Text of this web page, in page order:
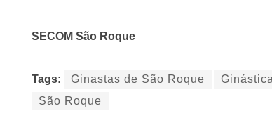
SECOM São Roque
Tags: Ginastas de São Roque
São Roque